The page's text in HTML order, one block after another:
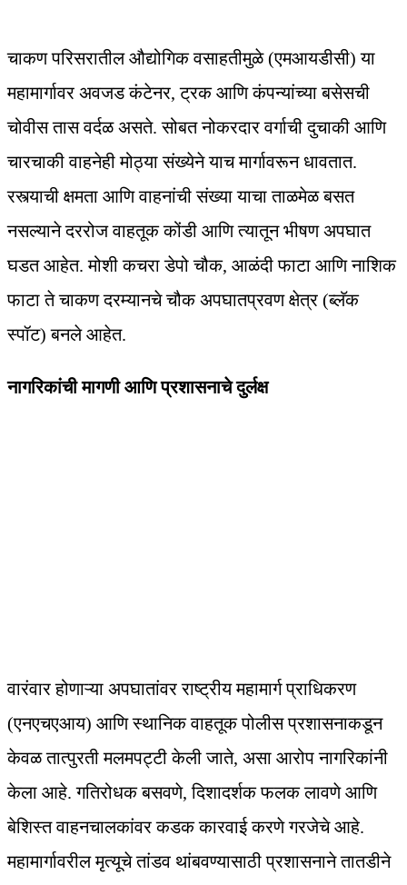
चाकण परिसरातील औद्योगिक वसाहतीमुळे (एमआयडीसी) या
महामार्गावर अवजड कंटेनर, ट्रक आणि कंपन्यांच्या बसेसची
चोवीस तास वर्दळ असते. सोबत नोकरदार वर्गाची दुचाकी आणि
चारचाकी वाहनेही मोठ्या संख्येने याच मार्गावरून धावतात.
रस्त्याची क्षमता आणि वाहनांची संख्या याचा ताळमेळ बसत
नसल्याने दररोज वाहतूक कोंडी आणि त्यातून भीषण अपघात
घडत आहेत. मोशी कचरा डेपो चौक, आळंदी फाटा आणि नाशिक
फाटा ते चाकण दरम्यानचे चौक अपघातप्रवण क्षेत्र (ब्लॅक
स्पॉट) बनले आहेत.
नागरिकांची मागणी आणि प्रशासनाचे दुर्लक्ष
वारंवार होणाऱ्या अपघातांवर राष्ट्रीय महामार्ग प्राधिकरण
(एनएचएआय) आणि स्थानिक वाहतूक पोलीस प्रशासनाकडून
केवळ तात्पुरती मलमपट्टी केली जाते, असा आरोप नागरिकांनी
केला आहे. गतिरोधक बसवणे, दिशादर्शक फलक लावणे आणि
बेशिस्त वाहनचालकांवर कडक कारवाई करणे गरजेचे आहे.
महामार्गावरील मृत्यूचे तांडव थांबवण्यासाठी प्रशासनाने तातडीने